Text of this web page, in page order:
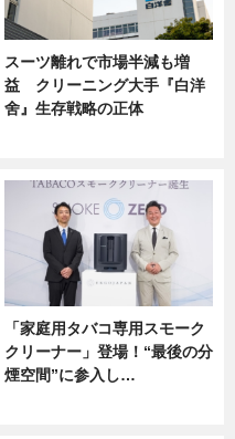
スーツ離れで市場半減も増
益 クリーニング大手『白洋
舍』生存戦略の正体
「家庭用タバコ専用スモーク
クリーナー」登場！“最後の分
煙空間”に参入し…